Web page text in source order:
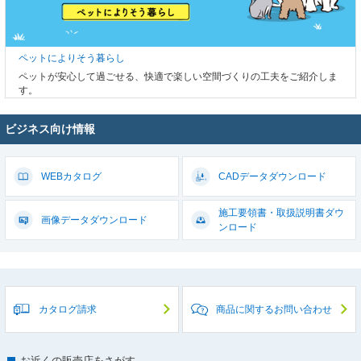
ペットによりそう暮らし
ペットが安心して過ごせる、快適で楽しい空間づくりの工夫をご紹介しま
す。
ビジネス向け情報
WEBカタログ CADデータ ダウンロード
画像データ ダウンロード
施工要領書・取扱説明書ダウ
ンロード
カタログ請求 商品に関するお問い合わせ